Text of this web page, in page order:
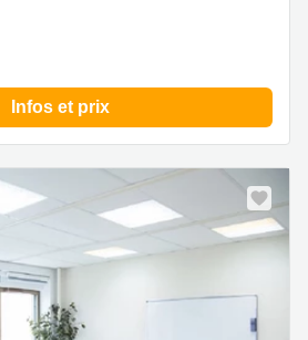
Infos et prix